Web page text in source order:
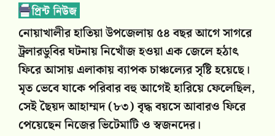
নোয়াখালীর হাতিয়া উপজেলায় ৫৪ বছর আগে সাগরে
ট্রলারডুবির ঘটনায় নিখোঁজ হওয়া এক জেলে হঠাৎ
ফিরে আসায় এলাকায় ব্যাপক চাঞ্চল্যের সৃষ্টি হয়েছে।
মৃত ভেবে যাকে পরিবার বহু আগেই হারিয়ে ফেলেছিল,
সেই ছৈয়দ আহাম্মদ (৮৩) বৃদ্ধ বয়সে আবারও ফিরে
পেয়েছেন নিজের ভিটেমাটি ও স্বজনদের।